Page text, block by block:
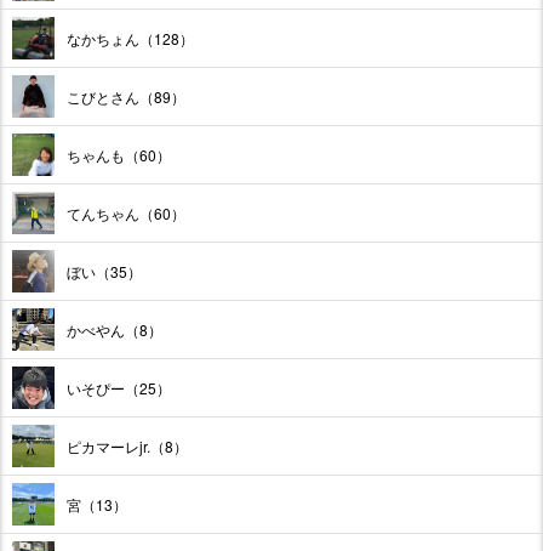
なかちょん（128）
こびとさん（89）
ちゃんも（60）
てんちゃん（60）
ぼい（35）
かべやん（8）
いそぴー（25）
ピカマーレjr.（8）
宮（13）